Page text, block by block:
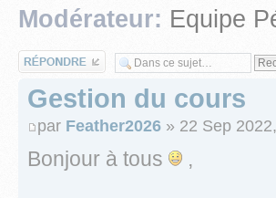
Modérateur: Equipe
Répondre
Gestion du cours
par Feather2026 » 22 Sep
Bonjour à tous ,